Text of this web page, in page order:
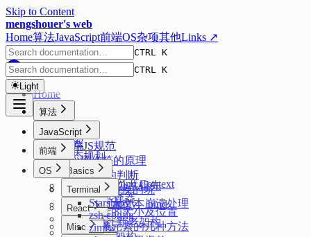
Skip to Content
mengshouer's web
Home算法JavaScript前端OS杂项其他Links ↗
CTRL K
Light
CTRL K
Home
算法
排序
搜索
动态规划
树
二叉树最近公共祖先
JavaScript
前端JS规范
new操作符的原理
数据类型的判断
JSON来回转换的坑
实现 call、apply、bind
标签函数
Promise
前端
Basics
Formatting Context
css选择器
元素的大小及位置
隐藏元素的几种方法
Code
页面大文本崩溃处理
React
React 新老架构
Misc
OS
Terminal
Starship
zsh config
zimfw